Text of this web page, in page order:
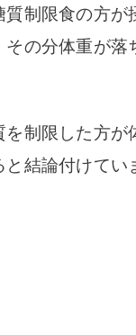
質制限食の方が
の分体重が落
制限した方が
結論付けてい